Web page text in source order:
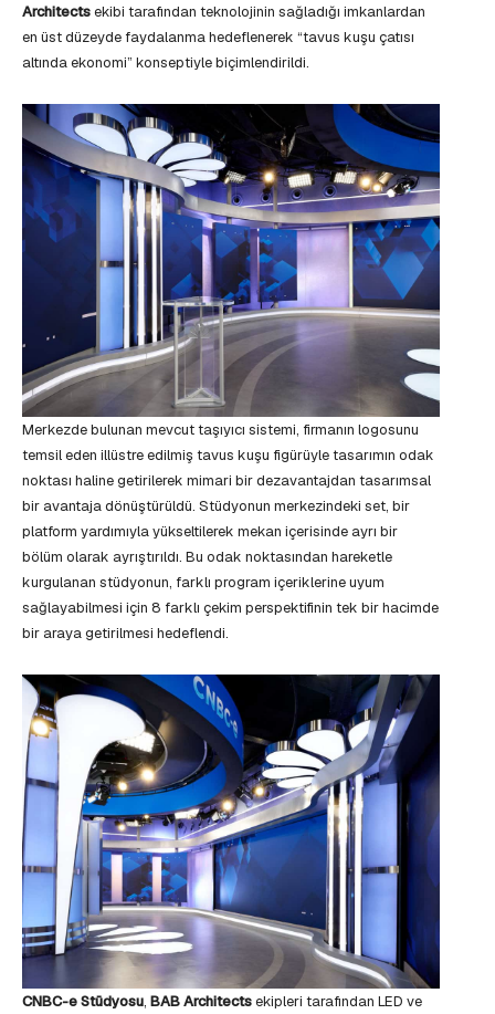
Architectsekibi tarafından teknolojinin sağladığı imkanlardan
en üst düzeyde faydalanma hedeflenerek “tavus kuşu çatısı
altında ekonomi” konseptiyle biçimlendirildi.
Merkezde bulunan mevcut taşıyıcı sistemi, firmanın logosunu
temsil eden illüstre edilmiş tavus kuşu figürüyle tasarımın odak
noktası haline getirilerek mimari bir dezavantajdan tasarımsal
bir avantaja dönüştürüldü. Stüdyonun merkezindeki set, bir
platform yardımıyla yükseltilerek mekan içerisinde ayrı bir
bölüm olarak ayrıştırıldı. Bu odak noktasından hareketle
kurgulanan stüdyonun, farklı program içeriklerine uyum
sağlayabilmesi için 8 farklı çekim perspektifinin tek bir hacimde
bir araya getirilmesi hedeflendi.
CNBC-e Stüdyosu, BAB Architectsekipleri tarafından LED ve